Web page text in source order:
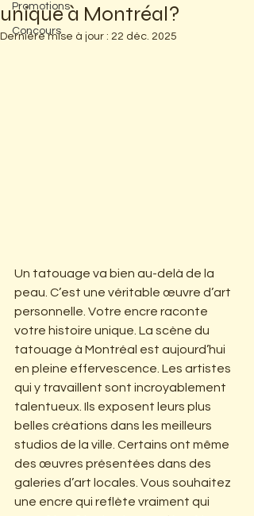
Promotions
Concours
unique à Montréal?
Dernière mise à jour : 22 déc. 2025
Un tatouage va bien au-delà de la
peau. C’est une véritable œuvre d’art
personnelle. Votre encre raconte
votre histoire unique. La scène du
tatouage à Montréal est aujourd’hui
en pleine effervescence. Les artistes
qui y travaillent sont incroyablement
talentueux. Ils exposent leurs plus
belles créations dans les meilleurs
studios de la ville. Certains ont même
des œuvres présentées dans des
galeries d’art locales. Vous souhaitez
une encre qui reflète vraiment qui